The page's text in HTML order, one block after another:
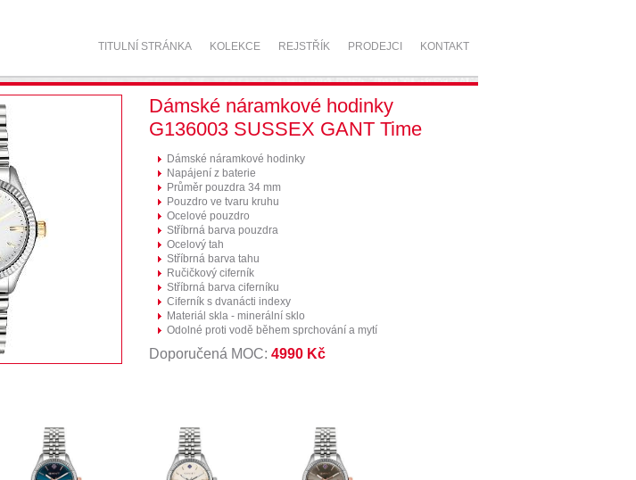
TITULNÍ STRÁNKA KOLEKCE REJSTŘÍK PRODEJCI KONTAKT
Dámské náramkové hodinky
G136003 SUSSEX GANT Time
Dámské náramkové hodinky
Napájení z baterie
Průměr pouzdra 34 mm
Pouzdro ve tvaru kruhu
Ocelové pouzdro
Stříbrná barva pouzdra
Ocelový tah
Stříbrná barva tahu
Ručičkový ciferník
Stříbrná barva ciferníku
Ciferník s dvanácti indexy
Materiál skla - minerální sklo
Odolné proti vodě během sprchování a mytí
Doporučená MOC: 4990 Kč